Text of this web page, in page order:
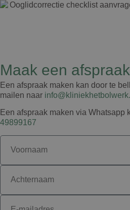
Maak een afspraak
Een afspraak maken kan door te
mailen naar
Een afspraak maken via Whatsapp
49899167